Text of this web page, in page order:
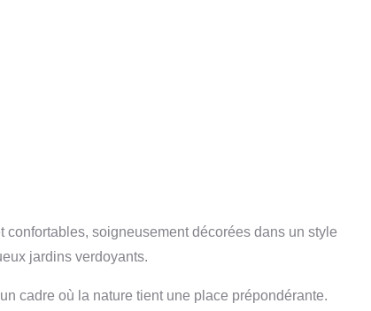
soigneusement décorées dans un style
jardins verdoyants.
cadre où la nature tient une place prépondérante.